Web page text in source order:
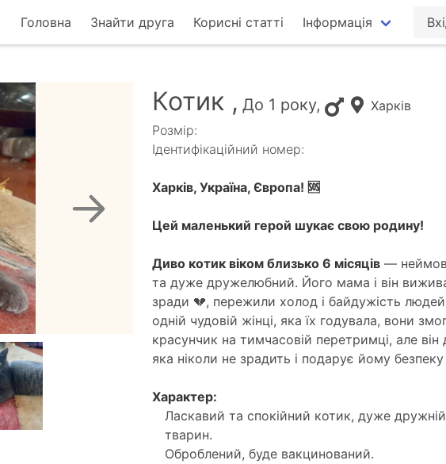
Головна Знайти друга Корисні статті Інформація
Котик , До 1 року,
Харків
Розмір:
Ідентифікаційний номер:
Харків, Україна, Європа! 🆘
Цей маленький герой шукає свою родину!
Диво котик віком близько 6 місяців —
та дуже дружелюбний. Його мама і він
зради 💔, пережили холод і байдужість
одній чудовій жінці, яка їх годувала, вони
красунчик на тимчасовій перетримці, але
яка ніколи не зрадить і подарує йому
Характер:
Ласкавий та спокійний котик, дуже
тварин.
Оброблений, буде вакцинований.